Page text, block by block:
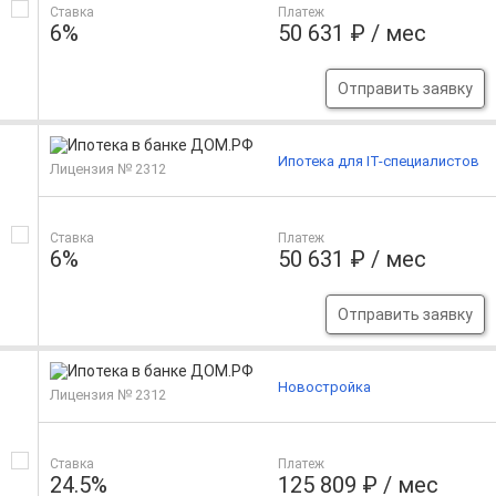
Ставка
6%
Платеж
50 631 ₽ / мес
Отправить заявку
Лицензия № 2312
Ставка
6%
Платеж
50 631 ₽ / мес
Отправить заявку
Ипотека для IT-специалистов
Лицензия № 2312
Ставка
24.5%
Платеж
125 809 ₽ / мес
Новостройка